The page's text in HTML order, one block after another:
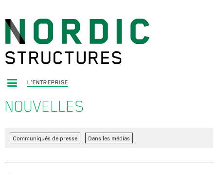
L'ENTREPRISE
NOUVELLES
Communiqués de presse Dans les médias